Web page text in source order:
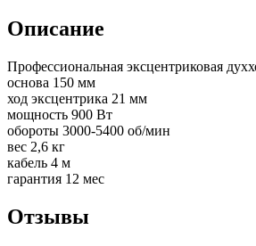
Описание
Профессиональная эксцентриковая
основа 150 мм
ход эксцентрика 21 мм
мощность 900 Вт
обороты 3000-5400 об/мин
вес 2,6 кг
кабель 4 м
гарантия 12 мес
Отзывы